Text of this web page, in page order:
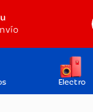
Electro